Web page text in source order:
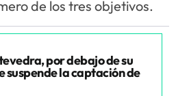
de los tres objetivos.
por debajo de su
suspende la captación de